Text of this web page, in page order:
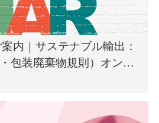
内｜サステナブル輸出：
包装廃棄物規則）オンラ
29日）